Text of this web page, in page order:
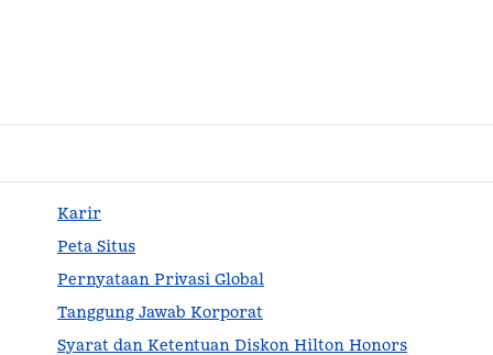
Karir
Peta Situs
Pernyataan Privasi Global
Tanggung Jawab Korporat
Syarat dan Ketentuan Diskon Hilton Honors